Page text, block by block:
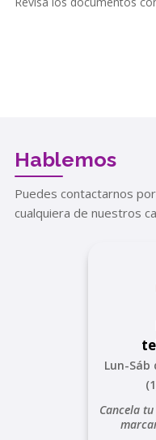
Hablemos
Puedes contactarnos por
cualquiera de nuestros
Lun-Sáb
Cancela